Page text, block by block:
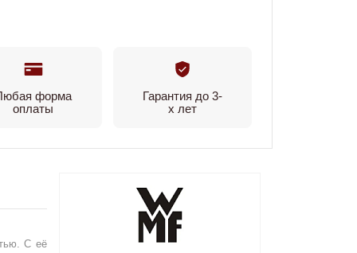
форма
оплаты
Гарантия до 3-
х лет
С её